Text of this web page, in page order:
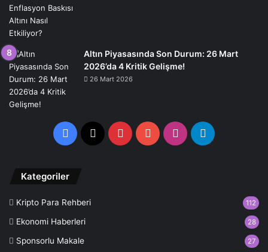
Altın Piyasasında Son Durum: 26 Mart
2026’da 4 Kritik Gelişme!
26 Mart 2026
Facebook PinterestYouTubeInstagramTelegram
Kategoriler
Kripto Para Rehberi 112
Ekonomi Haberleri 28
Sponsorlu Makale 27